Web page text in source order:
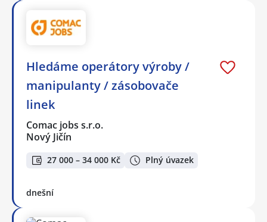
Hledáme operátory výroby /
manipulanty / zásobovače
linek
Comac jobs s.r.o.
Nový Jičín
27 000 – 34 000 Kč Plný úvazek
dnešní